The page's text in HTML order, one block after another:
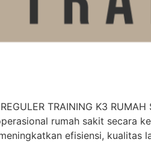
REGULER TRAINING K3
rumah sakit secara
efisiensi, kualitas